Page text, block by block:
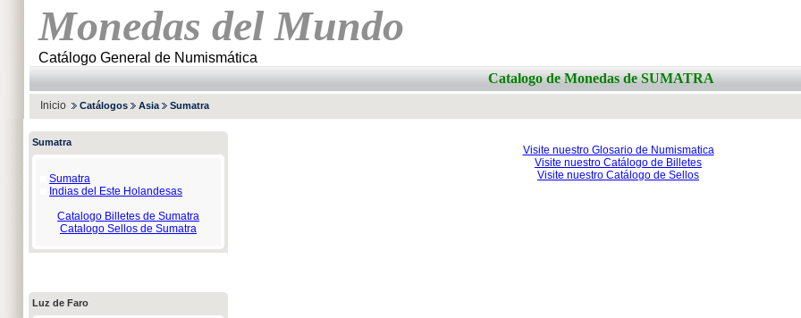
Monedas del Mundo
Catálogo General de Numismática
Catalogo de Monedas de SUMATRA
Inicio Catálogos Asia Sumatra
Sumatra
Sumatra
Indias del Este Holandesas
Catalogo Billetes de Sumatra
Catalogo Sellos de Sumatra
Luz de Faro
Visite nuestro Glosario de Numismatica
Visite nuestro Catálogo de Billetes
Visite nuestro Catálogo de Sellos